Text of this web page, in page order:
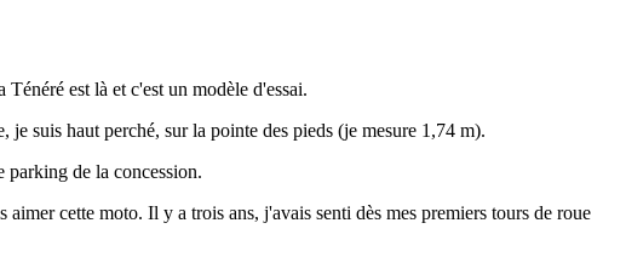
est là et c'est un modèle d'essai.
suis haut perché, sur la pointe des pieds (je mesure 1,74 m).
parking de la concession.
cette moto. Il y a trois ans, j'avais senti dès mes premiers tours de roue